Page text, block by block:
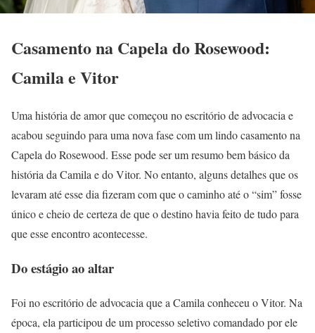
Casamento na Capela do Rosewood:
Camila e Vitor
Uma história de amor que começou no escritório de advocacia e
acabou seguindo para uma nova fase com um lindo casamento na
Capela do Rosewood. Esse pode ser um resumo bem básico da
história da Camila e do Vitor. No entanto, alguns detalhes que os
levaram até esse dia fizeram com que o caminho até o “sim” fosse
único e cheio de certeza de que o destino havia feito de tudo para
que esse encontro acontecesse.
Do estágio ao altar
Foi no escritório de advocacia que a Camila conheceu o Vitor. Na
época, ela participou de um processo seletivo comandado por ele